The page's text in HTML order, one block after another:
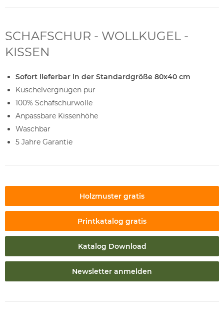
SCHAFSCHUR - WOLLKUGEL -
KISSEN
Sofort lieferbar in der Standardgröße 80x40 cm
Kuschelvergnügen pur
100% Schafschurwolle
Anpassbare Kissenhöhe
Waschbar
5 Jahre Garantie
Holzmuster gratis
Printkatalog gratis
Katalog Download
Newsletter anmelden